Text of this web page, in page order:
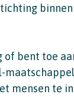
of bent toe
mensen te